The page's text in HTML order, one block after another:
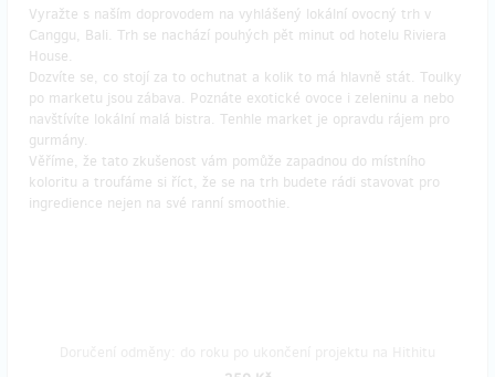
Vyražte s naším doprovodem na vyhlášený lokální ovocný trh v
Canggu, Bali. Trh se nachází pouhých pět minut od hotelu Riviera
House.
Dozvíte se, co stojí za to ochutnat a kolik to má hlavně stát. Toulky
po marketu jsou zábava. Poznáte exotické ovoce i zeleninu a nebo
navštívíte lokální malá bistra. Tenhle market je opravdu rájem pro
gurmány.
Věříme, že tato zkušenost vám pomůže zapadnou do místního
koloritu a troufáme si říct, že se na trh budete rádi stavovat pro
ingredience nejen na své ranní smoothie.